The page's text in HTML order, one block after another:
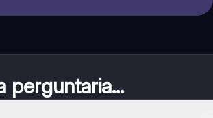
perguntaria...